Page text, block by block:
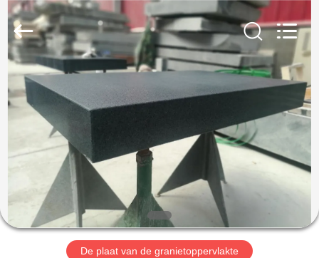
HUIS
PRODUCTEN
ONGEVEER
ONS
FABRIEKSREIS
Cangzhou
Famous
International
Trading
Co.,
Ltd.
Rights
Reserved.
De plaat van de granietoppervlakte